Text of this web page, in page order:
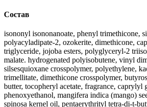
Состав
isononyl isononanoate, phenyl trimethicone,
polyacyladipate-2, ozokerite, dimethicone,
triglyceride, jojoba esters, polyglyceryl-2
malate. hydrogenated polyisobutene, vinyl
silsesquioxane crosspolymer, polyethylene,
trimellitate, dimethicone crosspolymer,
butter, tocopheryl acetate, fragrance, caprylyl
phenoxyethanol, mangifera indica (mango)
spinosa kernel oil, pentaerythrityl tetra-di-t-